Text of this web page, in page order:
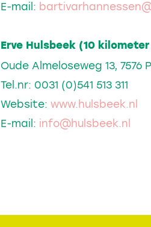
E-mail:
Erve Hulsbeek (10
Oude Almeloseweg 13, 7576
Tel.nr: 0031 (0)541 513 311
Website: www.hulsbeek.nl
E-mail: info@hulsbeek.nl